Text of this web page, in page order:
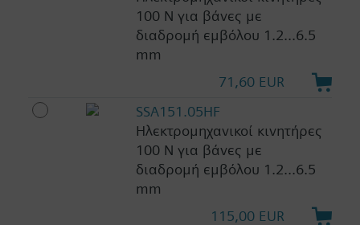
100 N για βάνες με
διαδρομή εμβόλου 1.2...6.5
mm
71,60 EUR
SSA151.05HF
Ηλεκτρομηχανικοί κινητήρες
100 N για βάνες με
διαδρομή εμβόλου 1.2...6.5
mm
115,00 EUR